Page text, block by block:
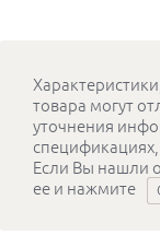
товара могут
уточнения
Если Вы нашли
ее и нажмите